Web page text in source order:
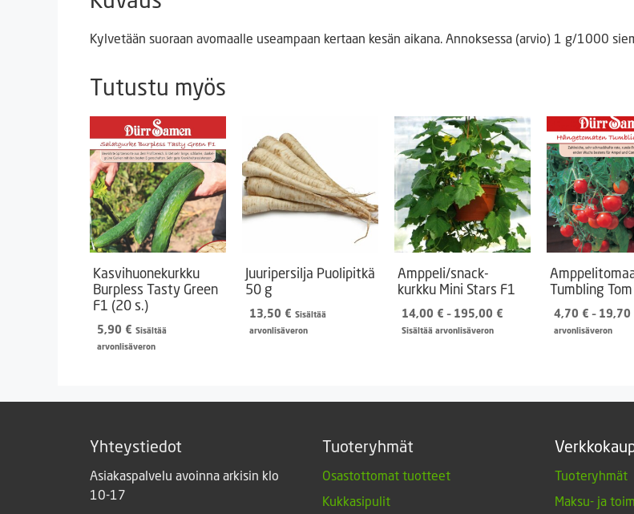
Kylvetään suoraan avomaalle useampaan kertaan kesän aikana. Annoksessa (arvio) 1 g/1000
Tutustu myös
Kasvihuonekurkku
Burpless Tasty Green
F1 (20 s.)
5,90 € Sisältää
arvonlisäveron
Juuripersilja Puolipitkä
50 g
13,50 € Sisältää
arvonlisäveron
Amppeli/snack-
kurkku Mini Stars F1
14,00 € – 195,00 € Hintaluokka:
Sisältää arvonlisäveron
Tumbling
4,70 € – 19,70
arvonlisäveron
Yhteystiedot
Asiakaspalvelu avoinna arkisin klo
10-17
Tuoteryhmät
Osastottomat tuotteet
Kukkasipulit
Tuoteryhmät
Maksu- ja